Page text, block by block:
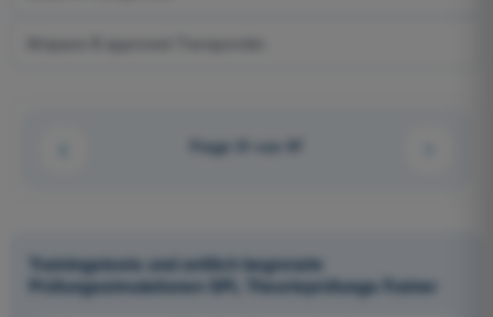
Frage 31 von 97
Trainingstests und zeitlich begrenzte
Prüfungssimulationen SPL Theorieprüfungs-Trainer